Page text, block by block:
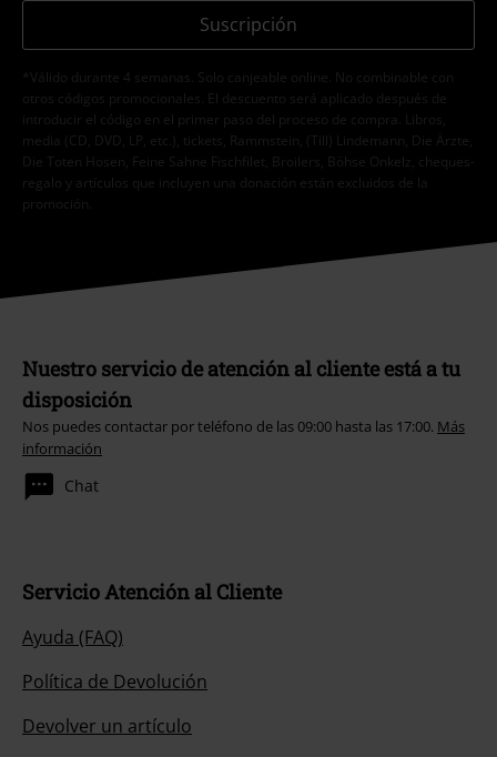
Suscripción
*Válido durante 4 semanas. Solo canjeable online. No combinable con
otros códigos promocionales. El descuento será aplicado después de
introducir el código en el primer paso del proceso de compra. Libros,
media (CD, DVD, LP, etc.), tickets, Rammstein, (Till) Lindemann, Die Ärzte,
Die Toten Hosen, Feine Sahne Fischfilet, Broilers, Böhse Onkelz, cheques-
regalo y artículos que incluyen una donación están excluidos de la
promoción.
Nuestro servicio de atención al cliente está a tu
disposición
Nos puedes contactar por teléfono de las 09:00 hasta las 17:00. Más
información
Chat
Servicio Atención al Cliente
Ayuda (FAQ)
Política de Devolución
Devolver un artículo